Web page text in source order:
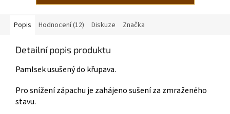
Popis Hodnocení (12) Diskuze Značka
Detailní popis produktu
Pamlsek usušený do křupava.
Pro snížení zápachu je zahájeno sušení za zmraženého
stavu.